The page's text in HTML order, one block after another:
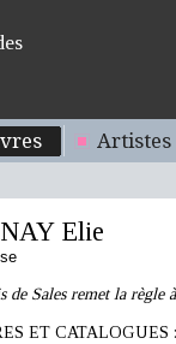
Artistes
Elie
de Sales remet la règle
ET CATALOGUES :